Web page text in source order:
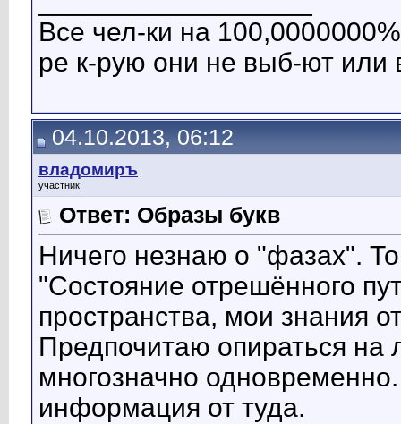
Все чел-ки на
ре к-рую они не выб-ют или
04.10.2013, 06:12
владомиръ
участник
Ответ: Образы букв
Ничего незнаю о "фазах".
"Состояние отрешённого
пространства, мои знания
Предпочитаю опираться на
многозначно
информация от туда.